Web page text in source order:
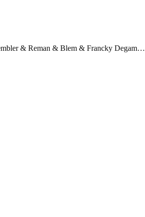
& Reman & Blem & Francky Degam…